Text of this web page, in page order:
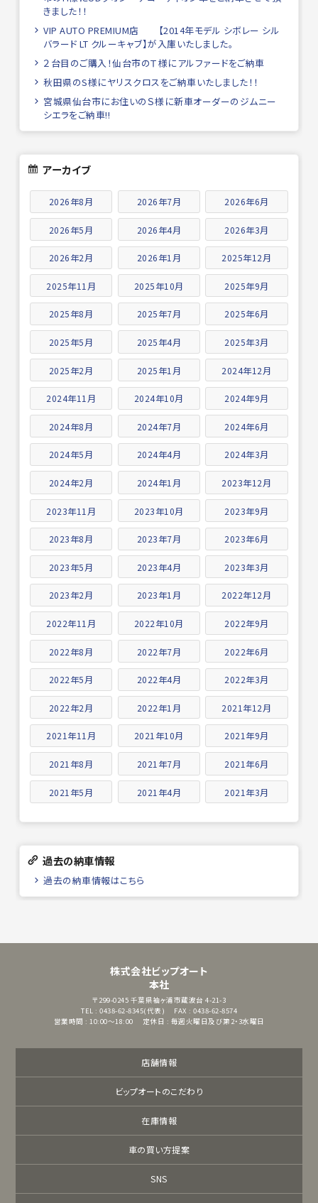
きました！！
VIP AUTO PREMIUM店 【2014年モデル シボレー シル
バラード LT クルーキャブ】が入庫いたしました。
２台目のご購入！仙台市のＴ様にアルファードをご納車
秋田県のS様にヤリスクロスをご納車いたしました！！
宮城県仙台市にお住いのＳ様に新車オーダーのジムニー
シエラをご納車!!
アーカイブ
2026年8月 2026年7月 2026年6月
2026年5月 2026年4月 2026年3月
2026年2月 2026年1月 2025年12月
2025年11月 2025年10月 2025年9月
2025年8月 2025年7月 2025年6月
2025年5月 2025年4月 2025年3月
2025年2月 2025年1月 2024年12月
2024年11月 2024年10月 2024年9月
2024年8月 2024年7月 2024年6月
2024年5月 2024年4月 2024年3月
2024年2月 2024年1月 2023年12月
2023年11月 2023年10月 2023年9月
2023年8月 2023年7月 2023年6月
2023年5月 2023年4月 2023年3月
2023年2月 2023年1月 2022年12月
2022年11月 2022年10月 2022年9月
2022年8月 2022年7月 2022年6月
2022年5月 2022年4月 2022年3月
2022年2月 2022年1月 2021年12月
2021年11月 2021年10月 2021年9月
2021年8月 2021年7月 2021年6月
2021年5月 2021年4月 2021年3月
過去の納車情報
過去の納車情報はこちら
株式会社ビップオート
本社
〒299-0245 千葉県袖ヶ浦市蔵波台 4-21-3
TEL : 0438-62-8345(代表)
FAX : 0438-62-8574
営業時間 : 10:00～18:00
定休日 : 毎週火曜日及び第2・3水曜日
店舗情報
ビップオートのこだわり
在庫情報
車の買い方提案
SNS